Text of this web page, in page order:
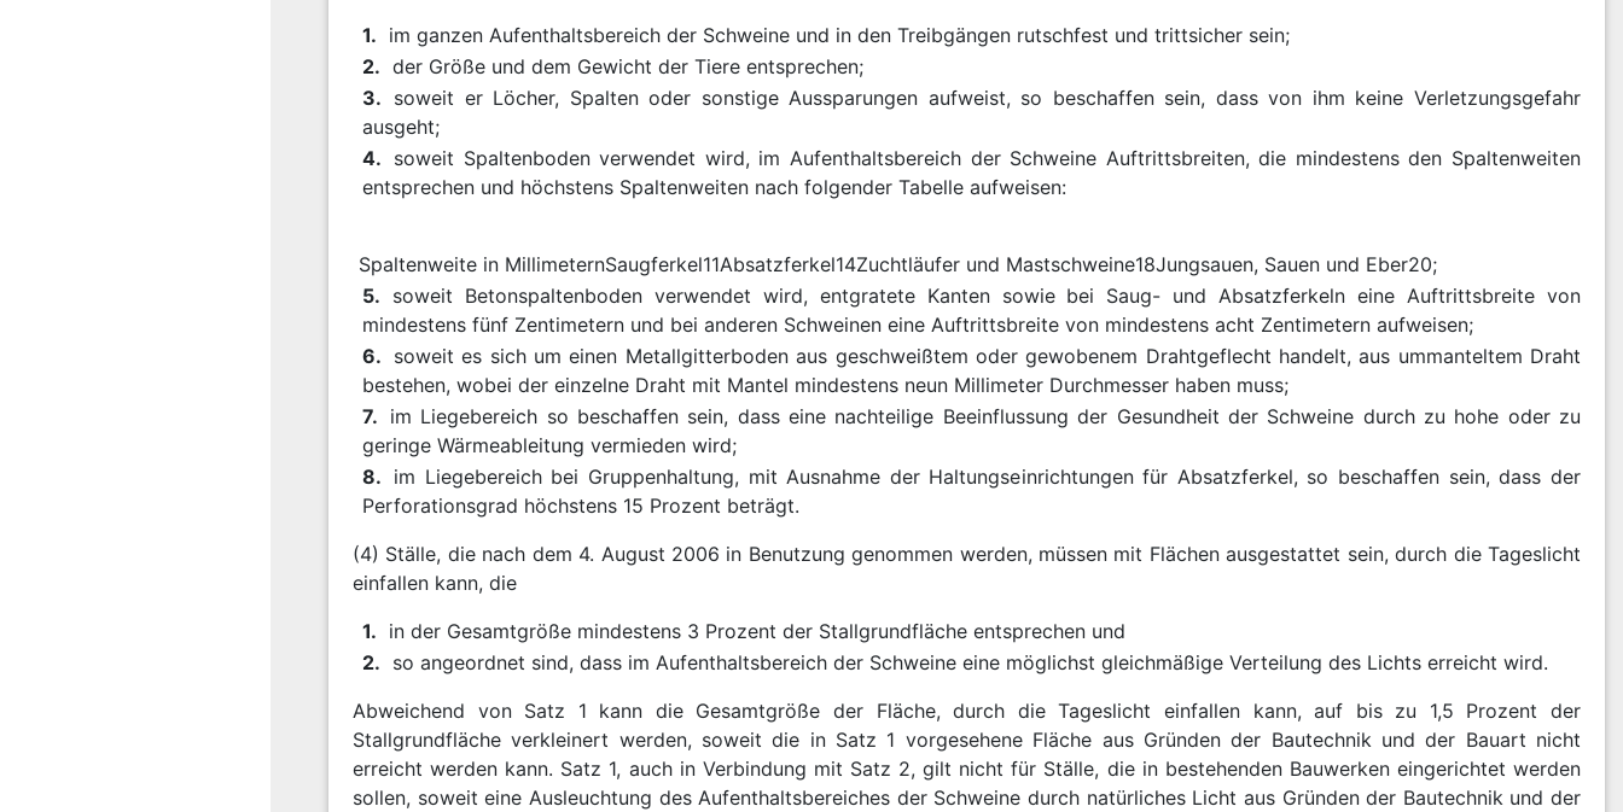
1. im ganzen Aufenthaltsbereich der Schweine und in den Treibgängen rutschfest und trittsicher sein;
2. der Größe und dem Gewicht der Tiere entsprechen;
3. soweit er Löcher, Spalten oder sonstige Aussparungen aufweist, so beschaffen sein, dass von ihm keine Verletzungsgefahr
ausgeht;
4. soweit Spaltenboden verwendet wird, im Aufenthaltsbereich der Schweine Auftrittsbreiten, die mindestens den Spaltenweiten
entsprechen und höchstens Spaltenweiten nach folgender Tabelle aufweisen:
Spaltenweite in MillimeternSaugferkel11Absatzferkel14Zuchtläufer und Mastschweine18Jungsauen, Sauen und Eber20;
5. soweit Betonspaltenboden verwendet wird, entgratete Kanten sowie bei Saug- und Absatzferkeln eine Auftrittsbreite von
mindestens fünf Zentimetern und bei anderen Schweinen eine Auftrittsbreite von mindestens acht Zentimetern aufweisen;
6. soweit es sich um einen Metallgitterboden aus geschweißtem oder gewobenem Drahtgeflecht handelt, aus ummanteltem Draht
bestehen, wobei der einzelne Draht mit Mantel mindestens neun Millimeter Durchmesser haben muss;
7. im Liegebereich so beschaffen sein, dass eine nachteilige Beeinflussung der Gesundheit der Schweine durch zu hohe oder zu
geringe Wärmeableitung vermieden wird;
8. im Liegebereich bei Gruppenhaltung, mit Ausnahme der Haltungseinrichtungen für Absatzferkel, so beschaffen sein, dass der
Perforationsgrad höchstens 15 Prozent beträgt.
(4) Ställe, die nach dem 4. August 2006 in Benutzung genommen werden, müssen mit Flächen ausgestattet sein, durch die Tageslicht
einfallen kann, die
1. in der Gesamtgröße mindestens 3 Prozent der Stallgrundfläche entsprechen und
2. so angeordnet sind, dass im Aufenthaltsbereich der Schweine eine möglichst gleichmäßige Verteilung des Lichts erreicht wird.
Abweichend von Satz 1 kann die Gesamtgröße der Fläche, durch die Tageslicht einfallen kann, auf bis zu 1,5 Prozent der
Stallgrundfläche verkleinert werden, soweit die in Satz 1 vorgesehene Fläche aus Gründen der Bautechnik und der Bauart nicht
erreicht werden kann. Satz 1, auch in Verbindung mit Satz 2, gilt nicht für Ställe, die in bestehenden Bauwerken eingerichtet werden
sollen, soweit eine Ausleuchtung des Aufenthaltsbereiches der Schweine durch natürliches Licht aus Gründen der Bautechnik und der